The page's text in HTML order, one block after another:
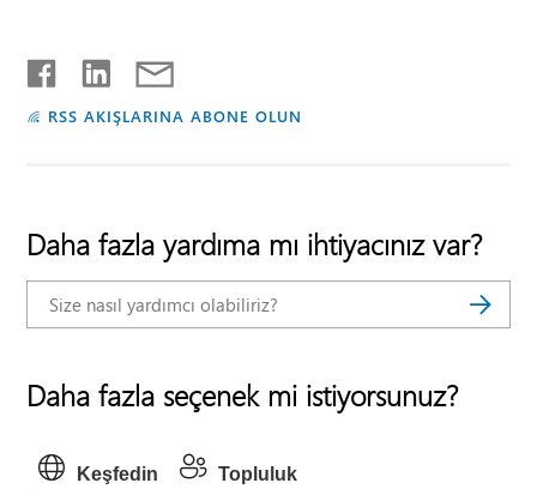
RSS AKIŞLARINA ABONE OLUN
Daha fazla yardıma mı ihtiyacınız var?
Daha fazla seçenek mi istiyorsunuz?
Keşfedin Topluluk